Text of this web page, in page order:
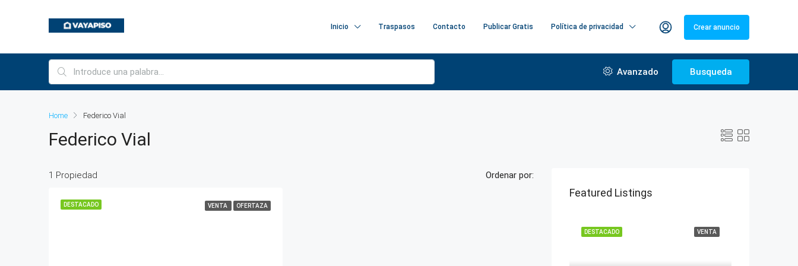
Inicio Traspasos Contacto Publicar Gratis Política de privacidad Crear anuncio
Avanzado Busqueda
Home Federico Vial
Federico Vial
1 Propiedad Ordenar por:
DESTACADO VENTA OFERTAZA
Featured Listings
VENTA
DESTACADO